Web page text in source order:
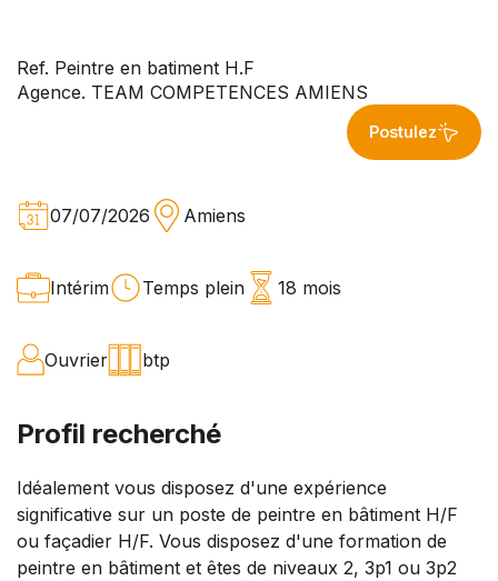
Ref. Peintre en batiment H.F
Agence. TEAM COMPETENCES AMIENS
Postulez
07/07/2026 Amiens
Intérim Temps plein 18 mois
Ouvrier btp
Profil recherché
Idéalement vous disposez d'une expérience
significative sur un poste de peintre en bâtiment H/F
ou façadier H/F. Vous disposez d'une formation de
peintre en bâtiment et êtes de niveaux 2, 3p1 ou 3p2